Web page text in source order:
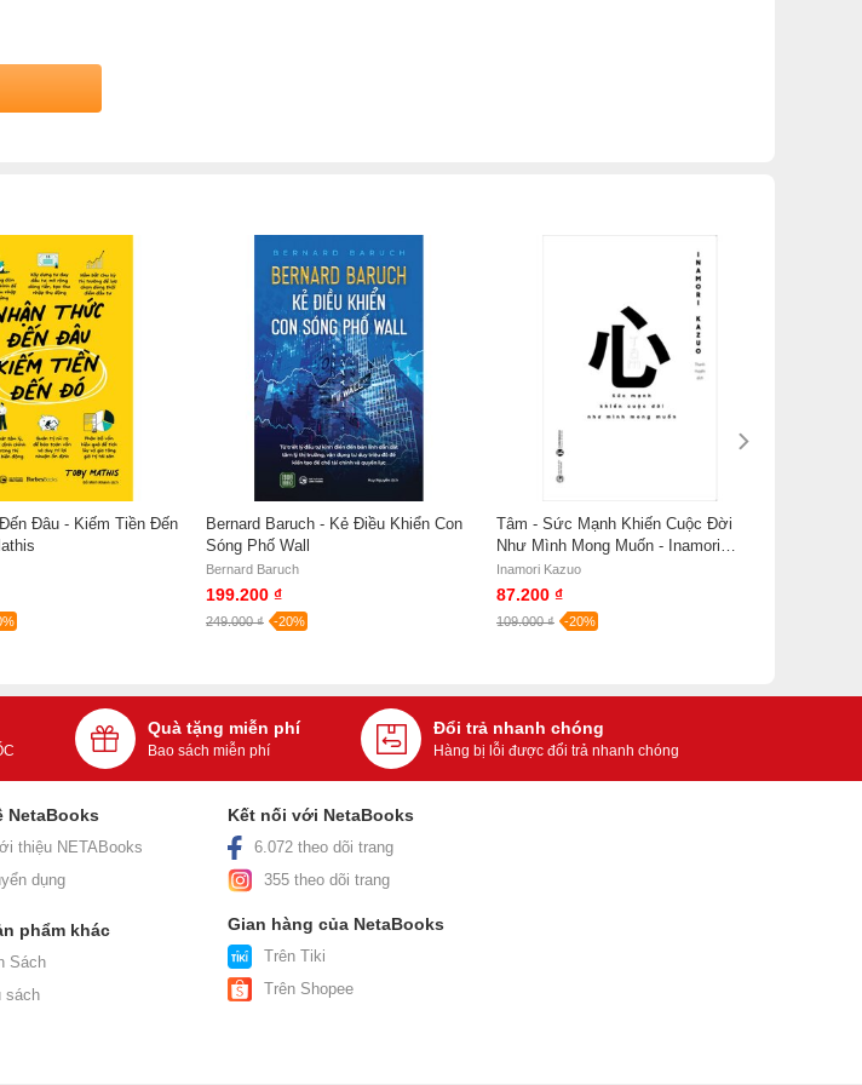
tác giả
Bao sách miễn phí và tặng Bookmark
Đâu - Kiếm Tiền Đến
Bernard Baruch - Kẻ Điều Khiển Con
Sóng Phố Wall
Bernard Baruch
199.200 ₫
249.000 ₫ -20%
Tâm - Sức Mạnh Khiến Cuộc Đời
Như Mình Mong Muốn - Inamori
Kazuo
Inamori Kazuo
87.200 ₫
109.000 ₫ -20%
Quà tặng miễn phí
Bao sách miễn phí
Đổi trả nhanh chóng
Hàng bị lỗi được đổi trả nhanh chóng
NetaBooks
thiệu NETABooks
dụng
phẩm khác
Sách
sách
Kết nối với NetaBooks
6.072 theo dõi trang
355 theo dõi trang
Gian hàng của NetaBooks
Trên Tiki
Trên Shopee